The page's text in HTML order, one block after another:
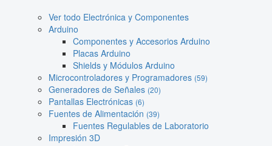
Ver todo Electrónica y Componentes
Arduino
Componentes y Accesorios Arduino
Placas Arduino
Shields y Módulos Arduino
Microcontroladores y Programadores (59)
Generadores de Señales (20)
Pantallas Electrónicas (6)
Fuentes de Alimentación (39)
Fuentes Regulables de Laboratorio
Impresión 3D